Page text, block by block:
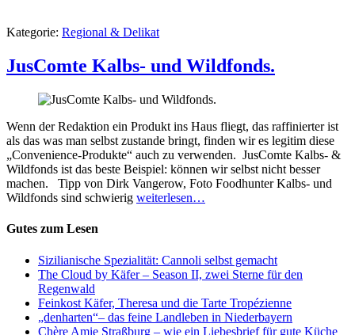
Kategorie: Regional & Delikat
JusComte Kalbs- und Wildfonds.
Wenn der Redaktion ein Produkt ins Haus fliegt, das raffinierter ist
als das was man selbst zustande bringt, finden wir es legitim diese
„Convenience-Produkte“ auch zu verwenden. JusComte Kalbs- &
Wildfonds ist das beste Beispiel: können wir selbst nicht besser
machen. Tipp von Dirk Vangerow, Foto Foodhunter Kalbs- und
Wildfonds sind schwierig weiterlesen…
Gutes zum Lesen
Sizilianische Spezialität: Cannoli selbst gemacht
The Cloud by Käfer – Season II, zwei Sterne für den
Regenwald
Feinkost Käfer, Theresa und die Tarte Tropézienne
„denharten“– das feine Landleben in Niederbayern
Chère Amie Straßburg – wie ein Liebesbrief für gute Küche